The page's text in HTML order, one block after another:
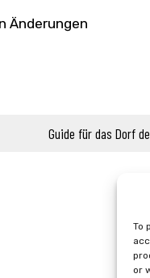
To
or
Änderungen
Guide für das Dorf